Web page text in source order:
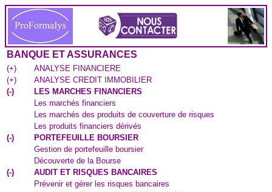
BANQUE ET ASSURANCES
(+)
ANALYSE FINANCIERE
(+)
ANALYSE CREDIT IMMOBILIER
(-)
LES MARCHES FINANCIERS
Les marchés financiers
Les marchés des produits de couverture de risques
Les produits financiers dérivés
(-)
PORTEFEUILLE BOURSIER
Gestion de portefeuille boursier
Découverte de la Bourse
(-)
AUDIT ET RISQUES BANCAIRES
Prévenir et gérer les risques bancaires